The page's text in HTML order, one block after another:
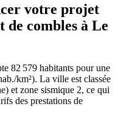
votre projet
de combles à Le
82 579 habitants pour une
km²). La ville est classée
et zone sismique 2, ce qui
des prestations de